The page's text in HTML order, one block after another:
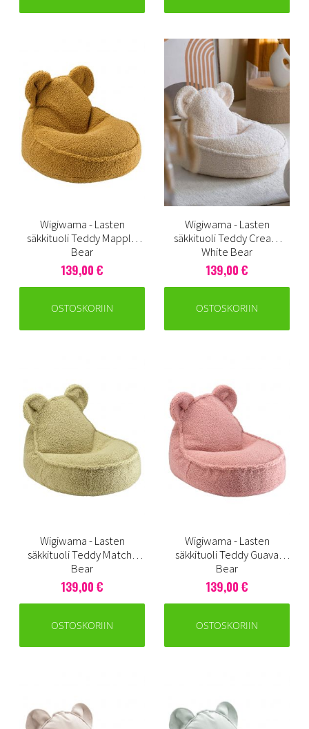
Wigiwama - Lasten
säkkituoli Teddy Mapple
Bear
139,00 €
OSTOSKORIIN
Wigiwama - Lasten
säkkituoli Teddy Cream
White Bear
139,00 €
OSTOSKORIIN
Wigiwama - Lasten
säkkituoli Teddy Matcha
Bear
139,00 €
OSTOSKORIIN
Wigiwama - Lasten
säkkituoli Teddy Guava
Bear
139,00 €
OSTOSKORIIN